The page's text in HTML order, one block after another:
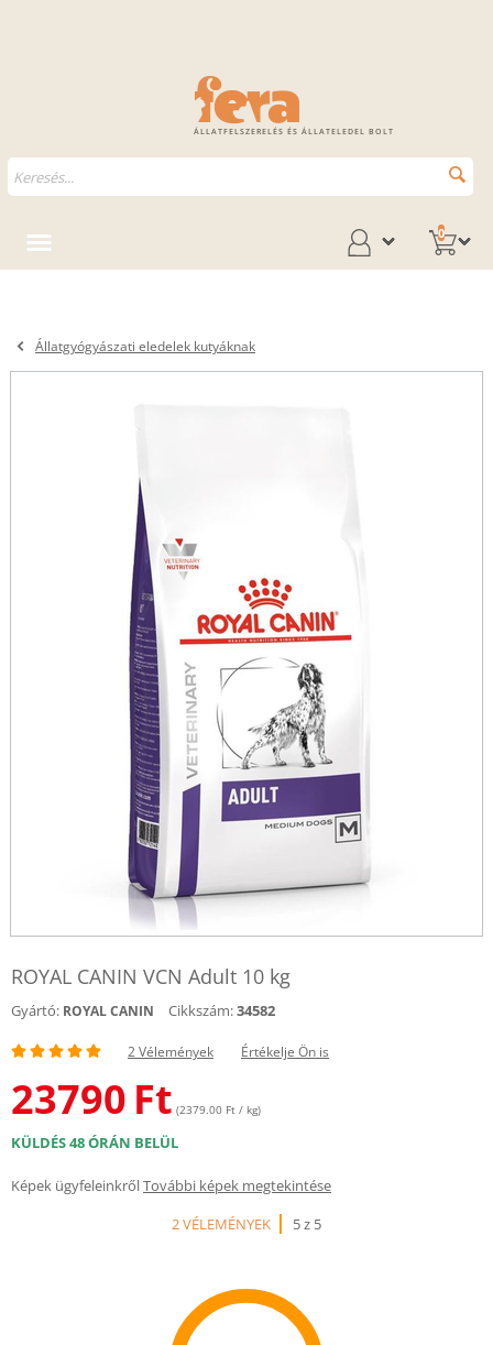
ÁLLATFELSZERELÉS ÉS ÁLLATELEDEL BOLT
0
Állatgyógyászati eledelek kutyáknak
ROYAL CANIN VCN Adult 10 kg
Gyártó: ROYAL CANIN Cikkszám:34582
2 Vélemények Értékelje Ön is
23790 Ft (2379.00 Ft / kg)
KÜLDÉS 48 ÓRÁN BELÜL
Képek ügyfeleinkrőlTovábbi képek megtekintése
2 VÉLEMÉNYEK
5 z 5